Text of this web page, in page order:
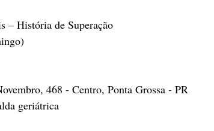
– História de Superação
468 - Centro, Ponta Grossa - PR
geriátrica